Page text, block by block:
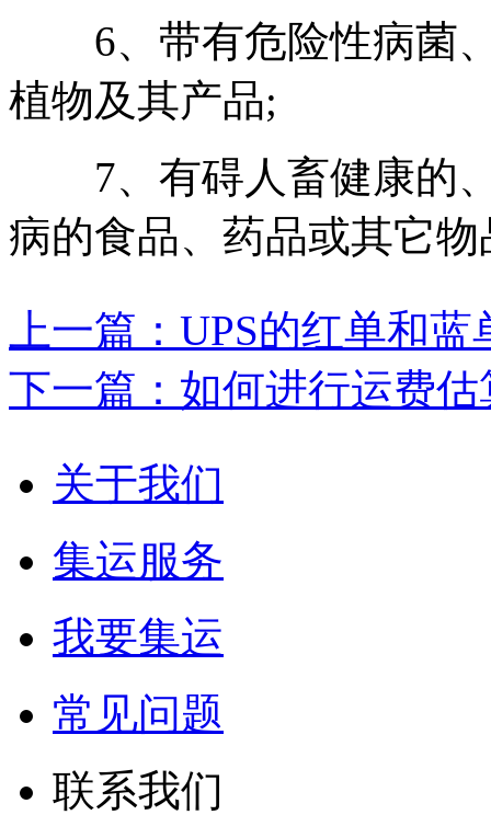
6、带有危险性病菌、
植物及其产品;
7、有碍人畜健康的、
病的食品、药品或其它物
上一篇：UPS的红单和
下一篇：如何进行运费估
关于我们
集运服务
我要集运
常见问题
联系我们